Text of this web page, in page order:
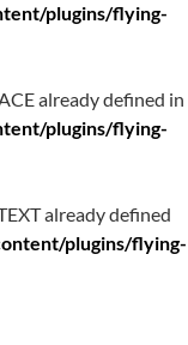
plugins/flying-
already defined in
plugins/flying-
already defined
plugins/flying-